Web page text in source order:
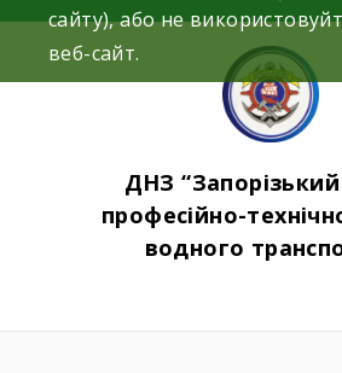
ДНЗ
професійно-
водного
сайту), або не
веб-сайт.